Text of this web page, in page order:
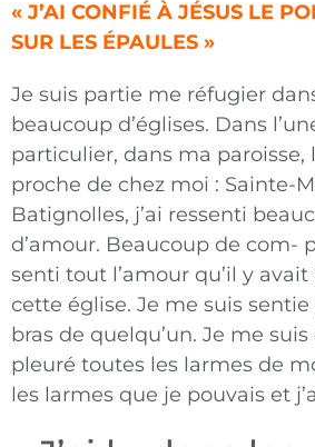
« J’AI CONFIÉ À JÉSUS LE
SUR LES ÉPAULES »
Je suis partie me réfugier
beaucoup d’églises. Dans
particulier, dans ma paroisse,
proche de chez moi : Sainte-
Batignolles, j’ai ressenti
d’amour. Beaucoup de com-
senti tout l’amour qu’il y avait
cette église. Je me suis
bras de quelqu’un. Je me suis
pleuré toutes les larmes de
les larmes que je pouvais et